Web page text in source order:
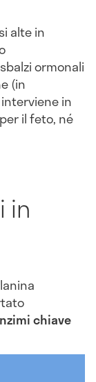
alte in
ormonali
(in
in
il feto, né
in
chiave